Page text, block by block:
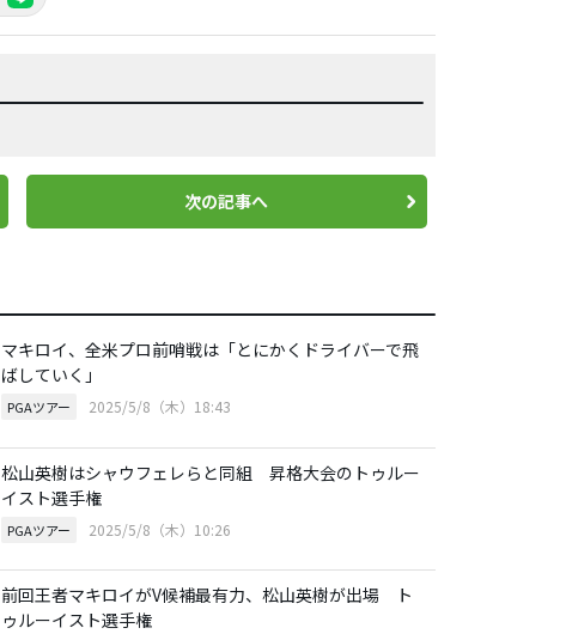
次の記事へ
マキロイ、全米プロ前哨戦は「とにかくドライバーで飛
ばしていく」
PGAツアー 2025/5/8（木）18:43
松山英樹はシャウフェレらと同組 昇格大会のトゥルー
イスト選手権
PGAツアー 2025/5/8（木）10:26
前回王者マキロイがV候補最有力、松山英樹が出場 ト
ゥルーイスト選手権